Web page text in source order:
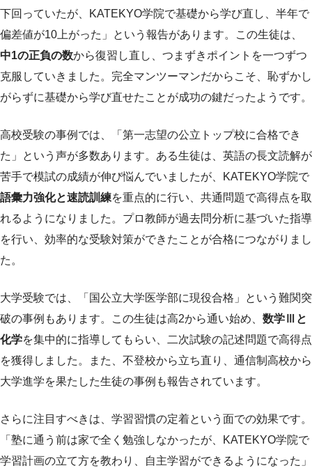
下回っていたが、KATEKYO学院で基礎から学び直し、半年で
偏差値が10上がった」という報告があります。この生徒は、
中1の正負の数から復習し直し、つまずきポイントを一つずつ
克服していきました。完全マンツーマンだからこそ、恥ずかし
がらずに基礎から学び直せたことが成功の鍵だったようです。
高校受験の事例では、「第一志望の公立トップ校に合格でき
た」という声が多数あります。ある生徒は、英語の長文読解が
苦手で模試の成績が伸び悩んでいましたが、KATEKYO学院で
語彙力強化と速読訓練を重点的に行い、共通問題で高得点を取
れるようになりました。プロ教師が過去問分析に基づいた指導
を行い、効率的な受験対策ができたことが合格につながりまし
た。
大学受験では、「国公立大学医学部に現役合格」という難関突
破の事例もあります。この生徒は高2から通い始め、 数学Ⅲと
化学を集中的に指導してもらい、二次試験の記述問題で高得点
を獲得しました。また、不登校から立ち直り、通信制高校から
大学進学を果たした生徒の事例も報告されています。
さらに注目すべきは、学習習慣の定着という面での効果です。
「塾に通う前は家で全く勉強しなかったが、KATEKYO学院で
学習計画の立て方を教わり、自主学習ができるようになった」